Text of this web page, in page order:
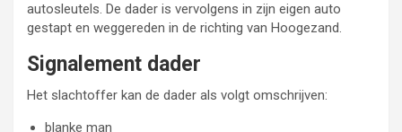
autosleutels. De dader is vervolgens in zijn eigen auto
gestapt en weggereden in de richting van Hoogezand.
Signalement dader
Het slachtoffer kan de dader als volgt omschrijven:
blanke man